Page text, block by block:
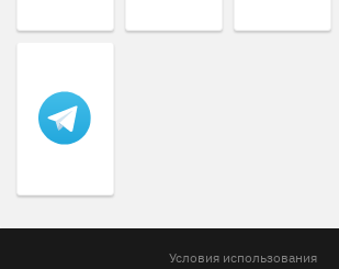
Условия использования